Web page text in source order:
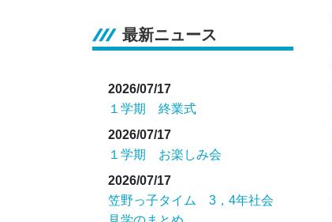
最新ニュース
2026/07/17
１学期 終業式
2026/07/17
１学期 お楽しみ会
2026/07/17
笠野っ子タイム 3，4年社会